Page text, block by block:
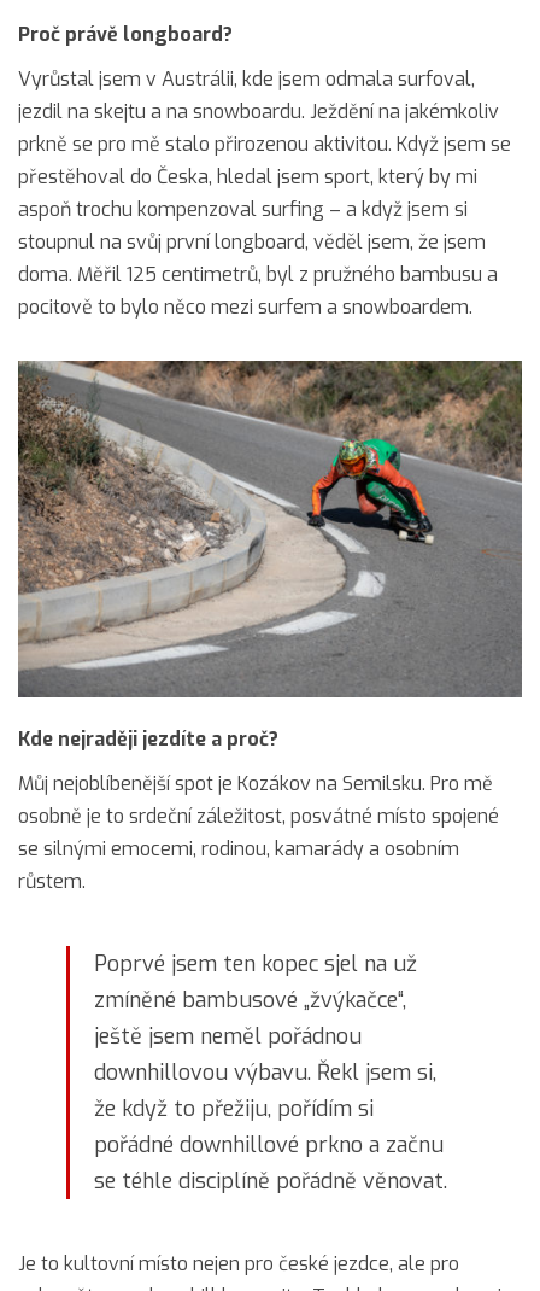
Proč právě longboard?
Vyrůstal jsem v Austrálii, kde jsem odmala surfoval,
jezdil na skejtu a na snowboardu. Ježdění na jakémkoliv
prkně se pro mě stalo přirozenou aktivitou. Když jsem se
přestěhoval do Česka, hledal jsem sport, který by mi
aspoň trochu kompenzoval surfing – a když jsem si
stoupnul na svůj první longboard, věděl jsem, že jsem
doma. Měřil 125 centimetrů, byl z pružného bambusu a
pocitově to bylo něco mezi surfem a snowboardem.
Kde nejraději jezdíte a proč?
Můj nejoblíbenější spot je Kozákov na Semilsku. Pro mě
osobně je to srdeční záležitost, posvátné místo spojené
se silnými emocemi, rodinou, kamarády a osobním
růstem.
Poprvé jsem ten kopec sjel na už
zmíněné bambusové „žvýkačce“,
ještě jsem neměl pořádnou
downhillovou výbavu. Řekl jsem si,
že když to přežiju, pořídím si
pořádné downhillové prkno a začnu
se téhle disciplíně pořádně věnovat.
Je to kultovní místo nejen pro české jezdce, ale pro